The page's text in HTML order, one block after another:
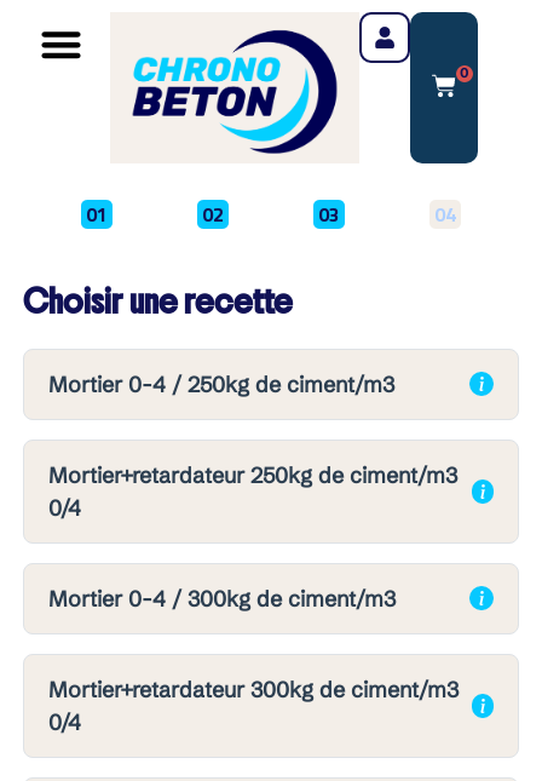
0
01 02 03 04
Choisir une recette
Mortier 0-4 / 250kg de ciment/m3
Mortier+retardateur 250kg de ciment/m3
0/4
Mortier 0-4 / 300kg de ciment/m3
Mortier+retardateur 300kg de ciment/m3
0/4